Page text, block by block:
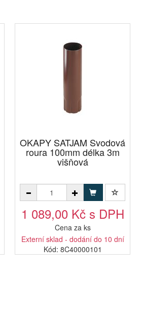
OKAPY SATJAM Svodová
roura 100mm délka 3m
višňová
1 089,00 Kč s DPH
Cena za ks
Externí sklad - dodání do 10 dní
Kód: 8C40000101